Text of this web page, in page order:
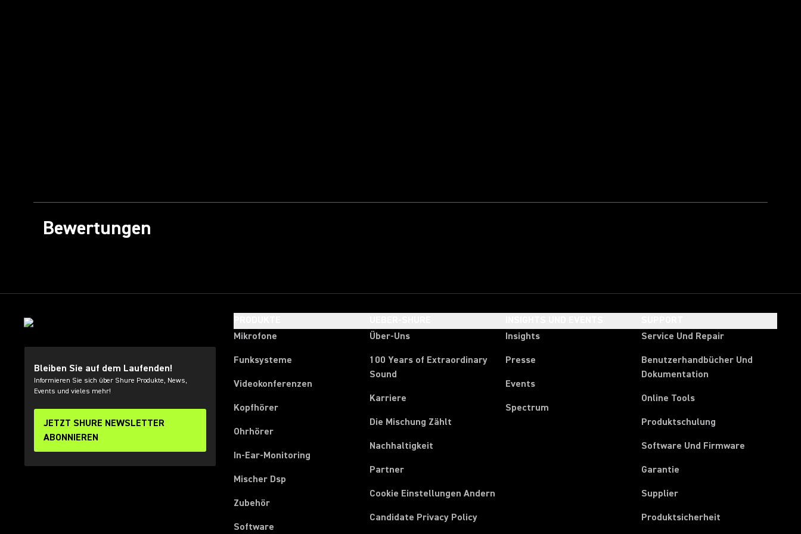
Bewertungen
Bleiben Sie auf dem Laufenden!
Informieren Sie sich über Shure Produkte, News,
Events und vieles mehr!
JETZT SHURE NEWSLETTER
ABONNIEREN
Mikrofone
Funksysteme
Videokonferenzen
Kopfhörer
Ohrhörer
In-Ear-Monitoring
Mischer Dsp
Zubehör
Software
Über-Uns
100 Years of Extraordinary
Sound
Karriere
Die Mischung Zählt
Nachhaltigkeit
Partner
Cookie Einstellungen Andern
Candidate Privacy Policy
Insights
Presse
Events
Spectrum
Service Und Repair
Benutzerhandbücher Und
Dokumentation
Online Tools
Produktschulung
Software Und Firmware
Garantie
Supplier(Opens in a new tab)
Produktsicherheit